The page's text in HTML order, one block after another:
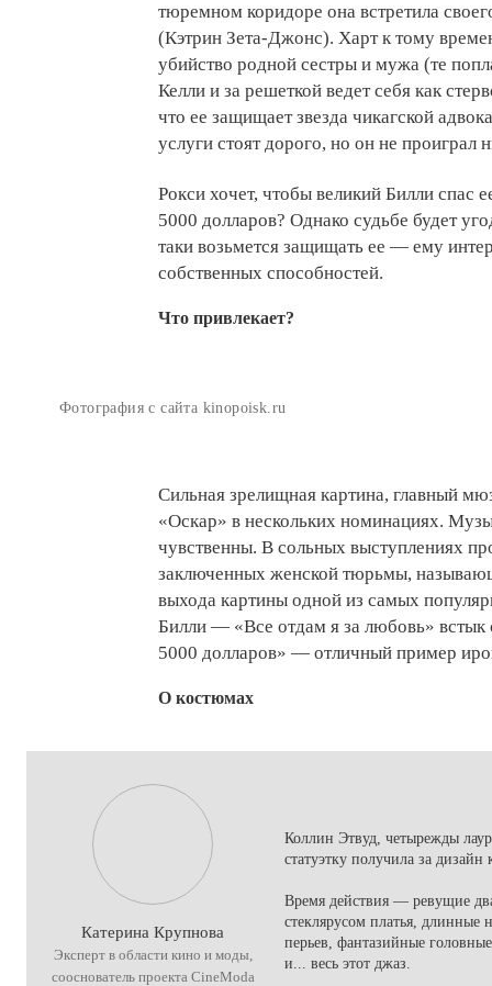
тюремном коридоре она встретила
(Кэтрин Зета-Джонс). Харт к тому
убийство родной сестры и мужа (те
Келли и за решеткой ведет себя как
что ее защищает звезда чикагской
услуги стоят дорого, но он не проиграл
Рокси хочет, чтобы великий Билли спас
5000 долларов? Однако судьбе будет
таки возьмется защищать ее — ему
собственных способностей.
Что привлекает?
Фотография с сайта kinopoisk.ru
Сильная зрелищная картина, главный
«Оскар» в нескольких номинациях.
чувственны. В сольных выступлениях
заключенных женской тюрьмы,
выхода картины одной из самых
Билли — «Все отдам я за любовь» встык
5000 долларов» — отличный пример
О костюмах
Катерина Крупнова
Эксперт в области кино и моды,
сооснователь проекта CineModa
Коллин Этвуд, четырежды
статуэтку получила за
Время действия — ревущие
стеклярусом платья,
перьев, фантазийные
и... весь этот джаз.